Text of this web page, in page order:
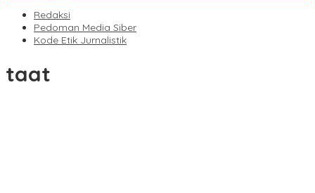
Redaksi
Pedoman Media Siber
Kode Etik Jurnalistik
taat